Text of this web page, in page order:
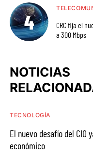
CRC fija el
a 300 Mbps
NOTICIAS
TECNOLOGÍA
El nuevo desafío del CIO
económico